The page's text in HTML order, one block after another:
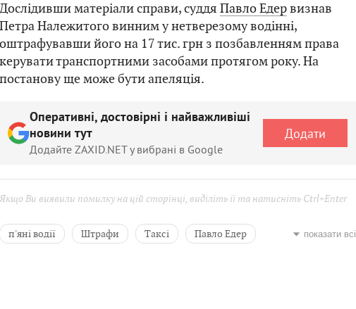
Дослідивши матеріали справи, суддя Павло Едервизнав
Петра Належитого винним у нетверезому водінні,
оштрафувавши його на 17 тис. грн з позбавленням права
керувати транспортними засобами протягом року. На
постанову ще може бути апеляція.
Оперативні, достовірні і найважливіші
новини тут
Додайте ZAXID.NET у вибрані в Google
Додати
Якщо Ви виявили помилку на цій сторінці, виділіть її та натисніть Ctrl+Enter
п'яні водії Штрафи Таксі Павло Едер показати всі